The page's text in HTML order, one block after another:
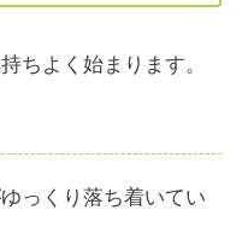
ちよく始まります。
っくり落ち着いてい